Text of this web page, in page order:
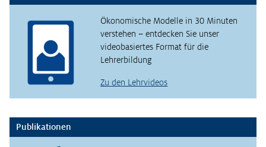
Ökonomische Modelle in 30 Minuten
verstehen – entdecken Sie unser
videobasiertes Format für die
Lehrerbildung
Zu den Lehrvideos
Publikationen